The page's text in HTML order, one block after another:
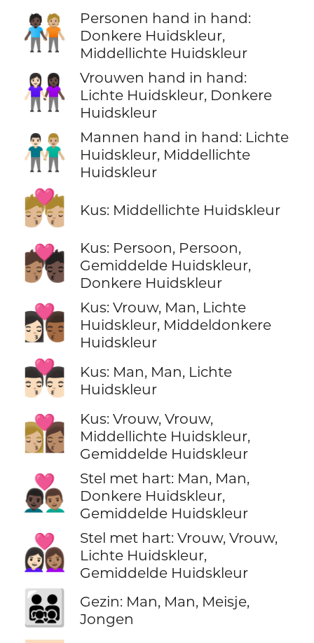
🧑🏿‍🤝‍🧑🏼
Personen hand in hand:
Donkere Huidskleur,
Middellichte Huidskleur
👩🏻‍🤝‍👩🏿
Vrouwen hand in hand:
Lichte Huidskleur, Donkere
Huidskleur
👨🏻‍🤝‍👨🏼
Mannen hand in hand: Lichte
Huidskleur, Middellichte
Huidskleur
💏🏼 Kus: Middellichte Huidskleur
🧑🏽‍❤️‍💋‍🧑🏿
Kus: Persoon, Persoon,
Gemiddelde Huidskleur,
Donkere Huidskleur
👩🏻‍❤️‍💋‍👨🏾
Kus: Vrouw, Man, Lichte
Huidskleur, Middeldonkere
Huidskleur
👨🏻‍❤️‍💋‍👨🏻
Kus: Man, Man, Lichte
Huidskleur
👩🏼‍❤️‍💋‍👩🏽
Kus: Vrouw, Vrouw,
Middellichte Huidskleur,
Gemiddelde Huidskleur
👨🏿‍❤️‍👨🏽
Stel met hart: Man, Man,
Donkere Huidskleur,
Gemiddelde Huidskleur
👩🏻‍❤️‍👩🏽
Stel met hart: Vrouw, Vrouw,
Lichte Huidskleur,
Gemiddelde Huidskleur
👨‍👨‍👧‍👦
Gezin: Man, Man, Meisje,
Jongen